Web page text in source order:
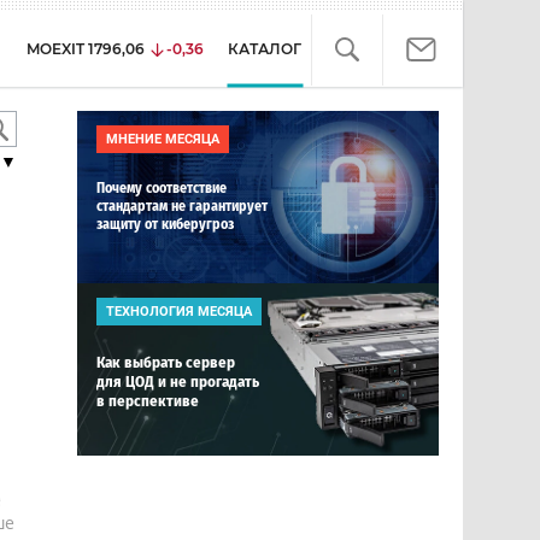
MOEXIT 1796,06 -0,36 КАТАЛОГ
▼
МНЕНИЕ МЕСЯЦА
Почему соответствие
стандартам не гарантирует
защиту от киберугроз
ТЕХНОЛОГИЯ МЕСЯЦА
Как выбрать сервер
для ЦОД и не прогадать
в перспективе